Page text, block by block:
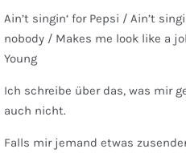
Ain’t singin‘ for Pepsi / Ain’t
nobody / Makes me look like a
Young
Ich schreibe über das, was mir
auch nicht.
Falls mir jemand etwas